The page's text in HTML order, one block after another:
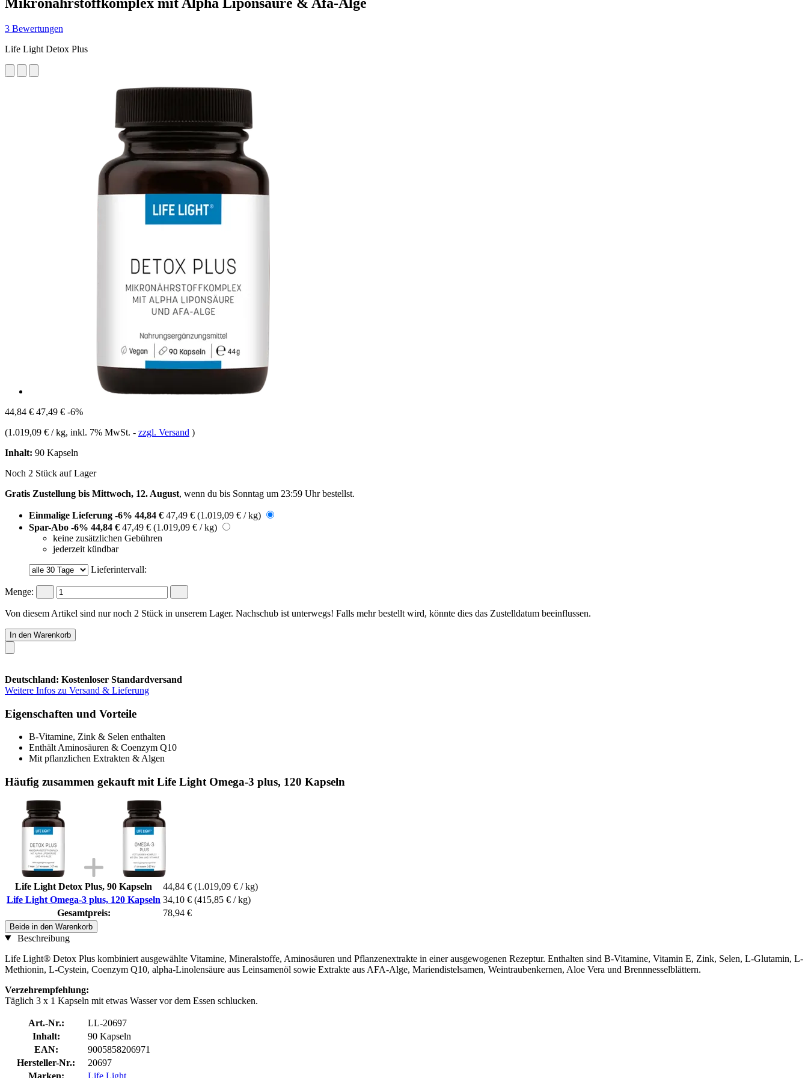
3 Bewertungen
Life Light Detox Plus
44,84 € 47,49 € -6%
(1.019,09 € / kg, inkl. 7% MwSt. - zzgl. Versand )
Inhalt: 90 Kapseln
Noch 2 Stück auf Lager
Gratis Zustellung bis Mittwoch, 12. August, wenn du bis Sonntag um 23:59 Uhrbestellst.
Einmalige Lieferung -6% 44,84 € 47,49 € (1.019,09 € / kg)
Spar-Abo -6% 44,84 € 47,49 € (1.019,09 € / kg)
keine zusätzlichen Gebühren
jederzeit kündbar
Lieferintervall:
Menge:
Von diesem Artikel sind nur noch 2 Stück in unserem Lager. Nachschub ist unterwegs! Falls mehr bestellt wird, könnte dies das Zustelldatum beeinflussen.
In den Warenkorb
Deutschland: Kostenloser Standardversand
Weitere Infos zu Versand & Lieferung
Eigenschaften und Vorteile
B-Vitamine, Zink & Selen enthalten
Enthält Aminosäuren & Coenzym Q10
Mit pflanzlichen Extrakten & Algen
Häufig zusammen gekauft mit Life Light Omega-3 plus, 120 Kapseln
Life Light Detox Plus, 90 Kapseln 44,84 € (1.019,09 € / kg)
Life Light Omega-3 plus, 120 Kapseln 34,10 € (415,85 € / kg)
Gesamtpreis:
78,94 €
Beide in den Warenkorb
Beschreibung
Life Light® Detox Plus kombiniert ausgewählte Vitamine, Mineralstoffe, Aminosäuren und Pflanzenextrakte in einer ausgewogenen Rezeptur. Enthalten sind B-Vitamine, Vitamin E, Zink, Selen, L-Glutamin, L-
Methionin, L-Cystein, Coenzym Q10, alpha-Linolensäure aus Leinsamenöl sowie Extrakte aus AFA-Alge, Mariendistelsamen, Weintraubenkernen, Aloe Vera und Brennnesselblättern.
Verzehrempfehlung:
Täglich 3 x 1 Kapseln mit etwas Wasser vor dem Essen schlucken.
Art.-Nr.:
LL-20697
Inhalt:
90 Kapseln
EAN:
9005858206971
Hersteller-Nr.:
20697
Marken:
Life Light